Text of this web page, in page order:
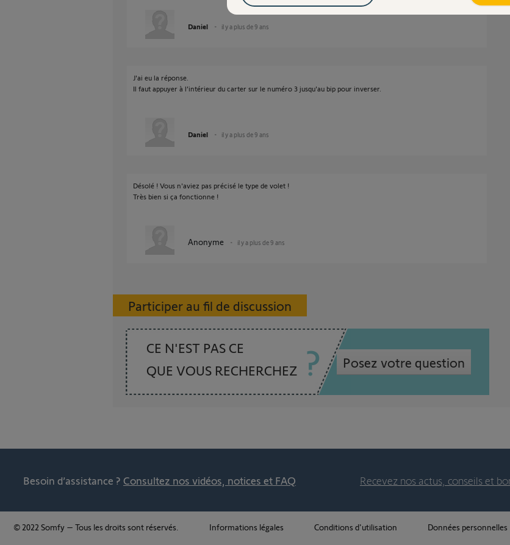
Daniel il y a plus de 9 ans
J'ai eu la réponse.
Il faut appuyer à l’intérieur du carter sur le numéro 3 jusqu'au bip pour inverser.
Daniel il y a plus de 9 ans
Désolé ! Vous n'aviez pas précisé le type de volet !
Très bien si ça fonctionne !
Anonyme il y a plus de 9 ans
Participer au fil de discussion
CE N'EST PAS CE
QUE VOUS RECHERCHEZ
Posez votre question
Besoin d’assistance ? Consultez nos vidéos, notices et FAQ Recevez nos actus, conseils et
© 2022 Somfy – Tous les droits sont réservés. Informations légales Conditions d'utilisation Données personnelles